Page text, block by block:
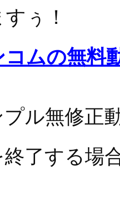
ぅ！
ムの無料
ル無修正
終了する場